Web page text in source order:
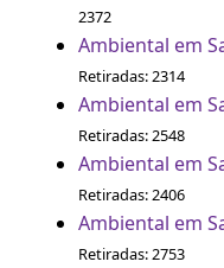
2372
Ambiental em
Retiradas: 2314
Ambiental em
Retiradas: 2548
Ambiental em
Retiradas: 2406
Ambiental em
Retiradas: 2753